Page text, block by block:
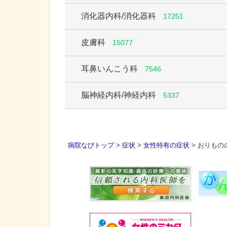
消化器内科/消化器科 17251
皮膚科 15077
耳鼻いんこう科 7546
脳神経内科/神経内科 5337
病院なびトップ> 症状 > 女性特有の症状 > おりもの